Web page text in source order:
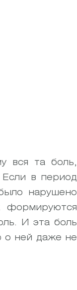
вся та боль,
Если в период
нарушено
формируются
И эта боль
о ней даже не